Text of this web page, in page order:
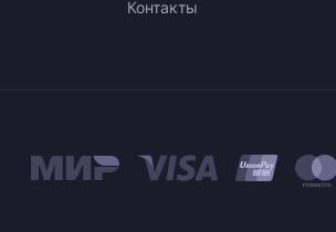
Контакты